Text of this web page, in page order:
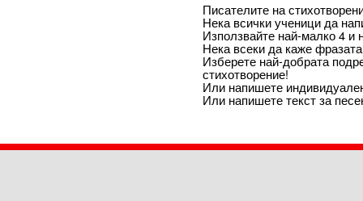
Писателите на
Нека всички ученици да
Използвайте най-малко 4 и
Нека всеки да каже
Изберете най-добрата
стихотворение!
Или напишете
Или напишете текст за